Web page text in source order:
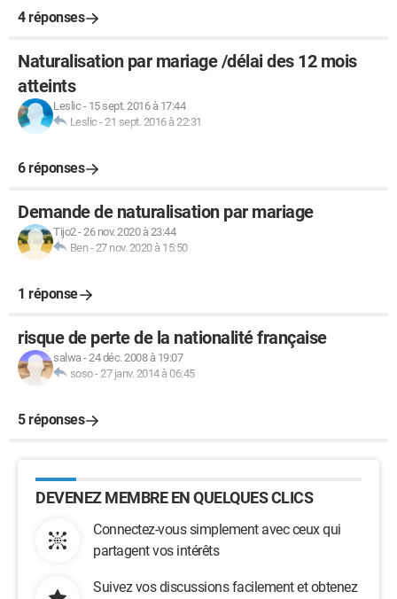
4 réponses
Naturalisation par mariage /délai des 12 mois
atteints
Leslic - 15 sept. 2016 à 17:44
Leslic -21 sept. 2016 à 22:31
6 réponses
Demande de naturalisation par mariage
Tijo2-26 nov. 2020 à 23:44
Ben-27 nov. 2020 à 15:50
1 réponse
risque de perte de la nationalité française
salwa-24 déc. 2008 à 19:07
soso-27 janv. 2014 à 06:45
5 réponses
DEVENEZ MEMBRE EN QUELQUES CLICS
Connectez-vous simplement avec ceux qui
partagent vos intérêts
Suivez vos discussions facilement et obtenez